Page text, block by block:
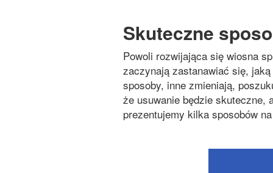
Skuteczne
Powoli rozwijająca się wiosna
zaczynają zastanawiać się,
sposoby, inne zmieniają,
że usuwanie będzie skuteczne,
prezentujemy kilka sposobów